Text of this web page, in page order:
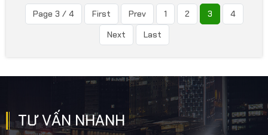
giữ vai trò không thể thiếu.
Chính vì thế, đặc biệt là các
chủ cơ sở sản xuất sẽ hiểu
vấn đề này hơn ai hết. Hôm
trọng của phòng sạch trong
công nghiệp.
Page 3 / 4 First Prev 1 2 3
4
Next
Last
TƯ VẤN NHANH